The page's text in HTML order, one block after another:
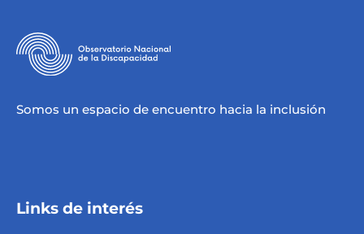
Somos un espacio de encuentro hacia la inclusión
Links de interés